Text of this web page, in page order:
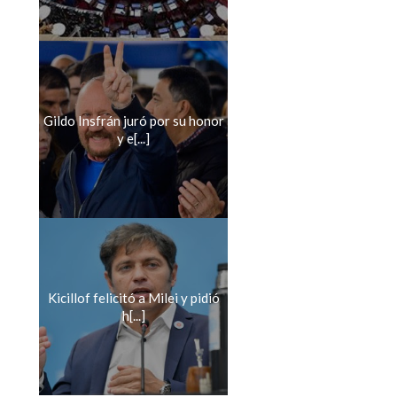
Gildo Insfrán juró por su honor
y e[...]
Kicillof felicitó a Milei y pidió
h[...]